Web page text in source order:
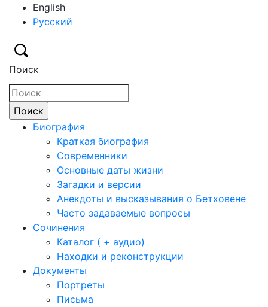
English
Русский
Поиск
Биография
Краткая биография
Современники
Основные даты жизни
Загадки и версии
Анекдоты и высказывания о Бетховене
Часто задаваемые вопросы
Сочинения
Каталог ( + аудио)
Находки и реконструкции
Документы
Портреты
Письма